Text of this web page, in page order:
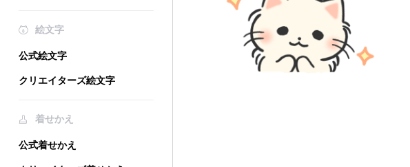
絵文字
公式絵文字
クリエイターズ絵文字
着せかえ
公式着せかえ